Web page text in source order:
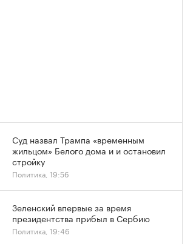
Суд назвал Трампа «временным
жильцом» Белого дома и и остановил
стройку
Политика, 19:56
Зеленский впервые за время
президентства прибыл в Сербию
Политика, 19:46